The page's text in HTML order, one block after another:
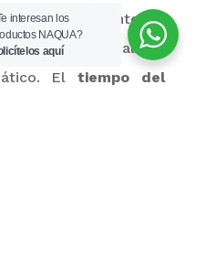
drenaje durante 10
un tiempo de calidad
Eltiempo del
interesan los
NAQUA?
aquí